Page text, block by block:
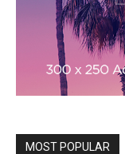
MOST POPULAR